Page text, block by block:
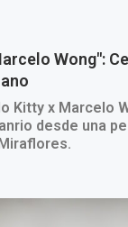
Wong":
Kitty x Marcelo
desde una